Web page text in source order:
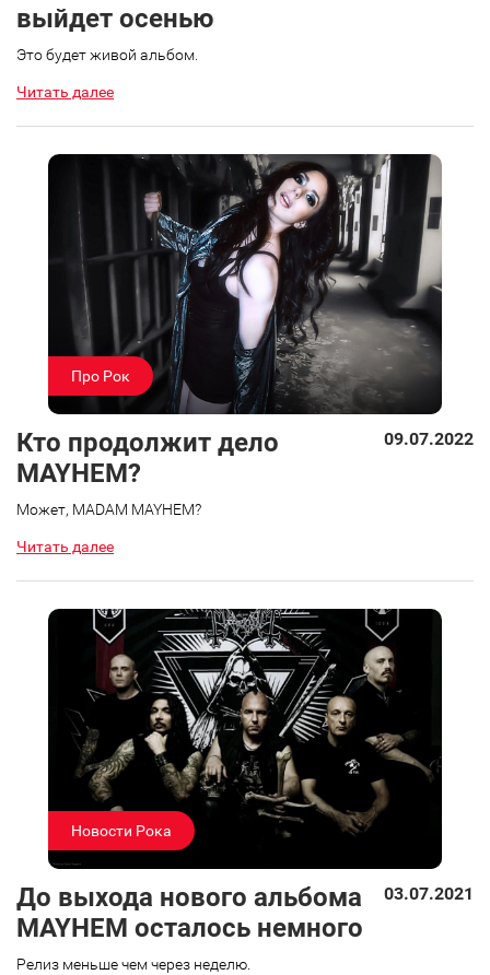
выйдет осенью
Это будет живой альбом.
Читать далее
Про Рок
Кто продолжит дело
MAYHEM?
09.07.2022
Может, MADAM MAYHEM?
Читать далее
Новости Рока
До выхода нового альбома
MAYHEM осталось немного
03.07.2021
Релиз меньше чем через неделю.